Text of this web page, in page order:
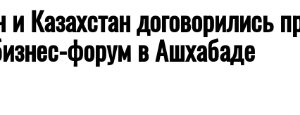
Казахстан договорились
форум в Ашхабаде